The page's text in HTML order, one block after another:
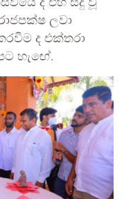
දී එහි සිදු වූ
ලවා
ද එක්තරා
හැඟේ.